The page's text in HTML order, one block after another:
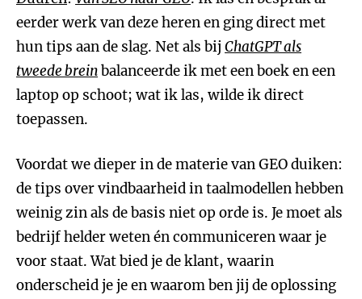
eerder werk van deze heren en ging direct met
hun tips aan de slag. Net als bij ChatGPT als
tweede breinbalanceerde ik met een boek en een
laptop op schoot; wat ik las, wilde ik direct
toepassen.
Voordat we dieper in de materie van GEO duiken:
de tips over vindbaarheid in taalmodellen hebben
weinig zin als de basis niet op orde is. Je moet als
bedrijf helder weten én communiceren waar je
voor staat. Wat bied je de klant, waarin
onderscheid je je en waarom ben jij de oplossing